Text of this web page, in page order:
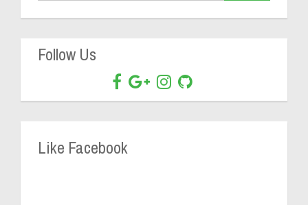
Follow Us
Like Facebook